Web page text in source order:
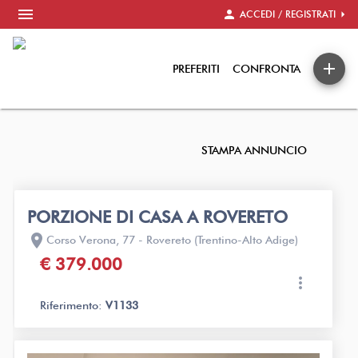
menu person ACCEDI / REGISTRATI arrow_right
PREFERITI CONFRONTA add
STAMPA ANNUNCIO
PORZIONE DI CASA A ROVERETO
location_on Corso Verona, 77 - Rovereto (Trentino-Alto Adige)
€ 379.000
Riferimento: V1133
more_vert